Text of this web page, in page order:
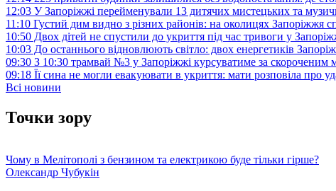
12:03 У Запоріжжі перейменували 13 дитячих мистецьких та
11:10 Густий дим видно з різних районів: на околицях
10:50 Двох дітей не спустили до укриття під час тривоги у
10:03 До останнього відновлюють світло: двох енергетиків
09:30 З 10:30 трамвай №3 у Запоріжжі курсуватиме за
09:18 Її сина не могли евакуювати в укриття: мати розповіла про
Всі новини
Точки зору
Чому в Мелітополі з бензином та електрикою буде тільки гірше?
Олександр Чубукін